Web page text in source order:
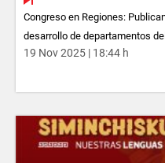
Congreso en Regiones:
desarrollo de departamentos
19 Nov 2025 | 18:44 h